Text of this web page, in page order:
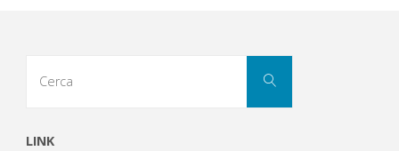
Cerca
LINK